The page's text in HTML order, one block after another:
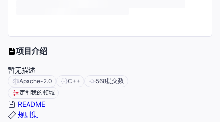
项目介绍
暂无描述
Apache-2.0 C++ 568提交数
定制我的领域
README
规则集